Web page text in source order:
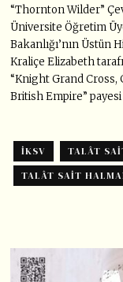
“Thornton Wilder”
Üniversite Öğretim
Bakanlığı’nın Üstün
Kraliçe Elizabeth
“Knight Grand Cross,
British Empire” payesi
IKSV
TALÂT
TALÂT SAIT